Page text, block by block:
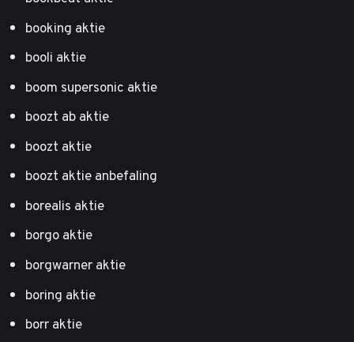
booking aktie
booli aktie
boom supersonic aktie
boozt ab aktie
boozt aktie
boozt aktie anbefaling
borealis aktie
borgo aktie
borgwarner aktie
boring aktie
borr aktie